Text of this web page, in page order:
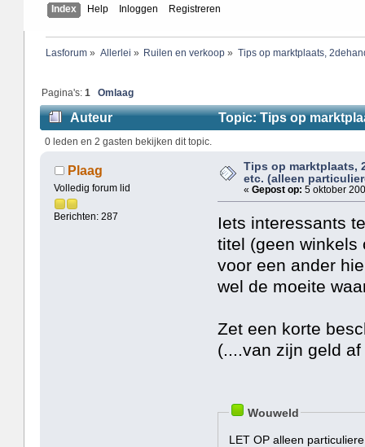
Index Help Inloggen Registreren
Lasforum» Allerlei » Ruilen en verkoop » Tips op marktplaats,
Pagina's:1 Omlaag
Auteur
Topic: Tips op
(gelezen 10365 keer)
0 leden en 2 gasten bekijken dit topic.
Plaag
Volledig forum lid
Berichten: 287
Tips op marktplaats,
etc. (alleen
«Gepost op: 5 oktober
Iets interessants
titel (geen winkels
voor een ander
wel de moeite
Zet een korte
(....van zijn geld
Wouweld
LET OP alleen